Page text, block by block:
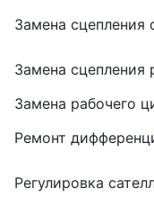
Замена сцепления
Замена сцепления
Замена рабочего
Ремонт
Регулировка